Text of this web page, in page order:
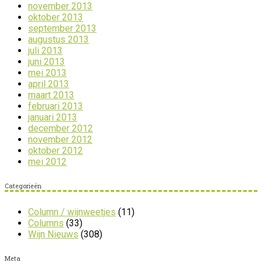
november 2013
oktober 2013
september 2013
augustus 2013
juli 2013
juni 2013
mei 2013
april 2013
maart 2013
februari 2013
januari 2013
december 2012
november 2012
oktober 2012
mei 2012
Categorieën
Column / wijnweetjes (11)
Columns (33)
Wijn Nieuws (308)
Meta